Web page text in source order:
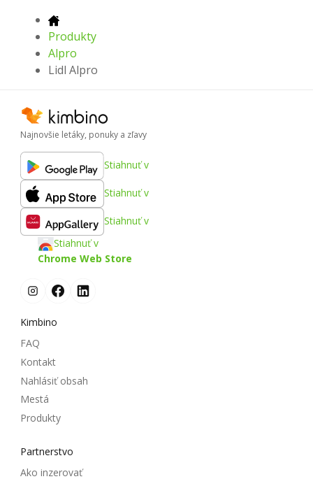
Produkty
Alpro
Lidl Alpro
Najnovšie letáky, ponuky a zľavy
Stiahnuť v
Stiahnuť v
Stiahnuť v
Stiahnuť v
Chrome Web Store
Kimbino
FAQ
Kontakt
Nahlásiť obsah
Mestá
Produkty
Partnerstvo
Ako inzerovať